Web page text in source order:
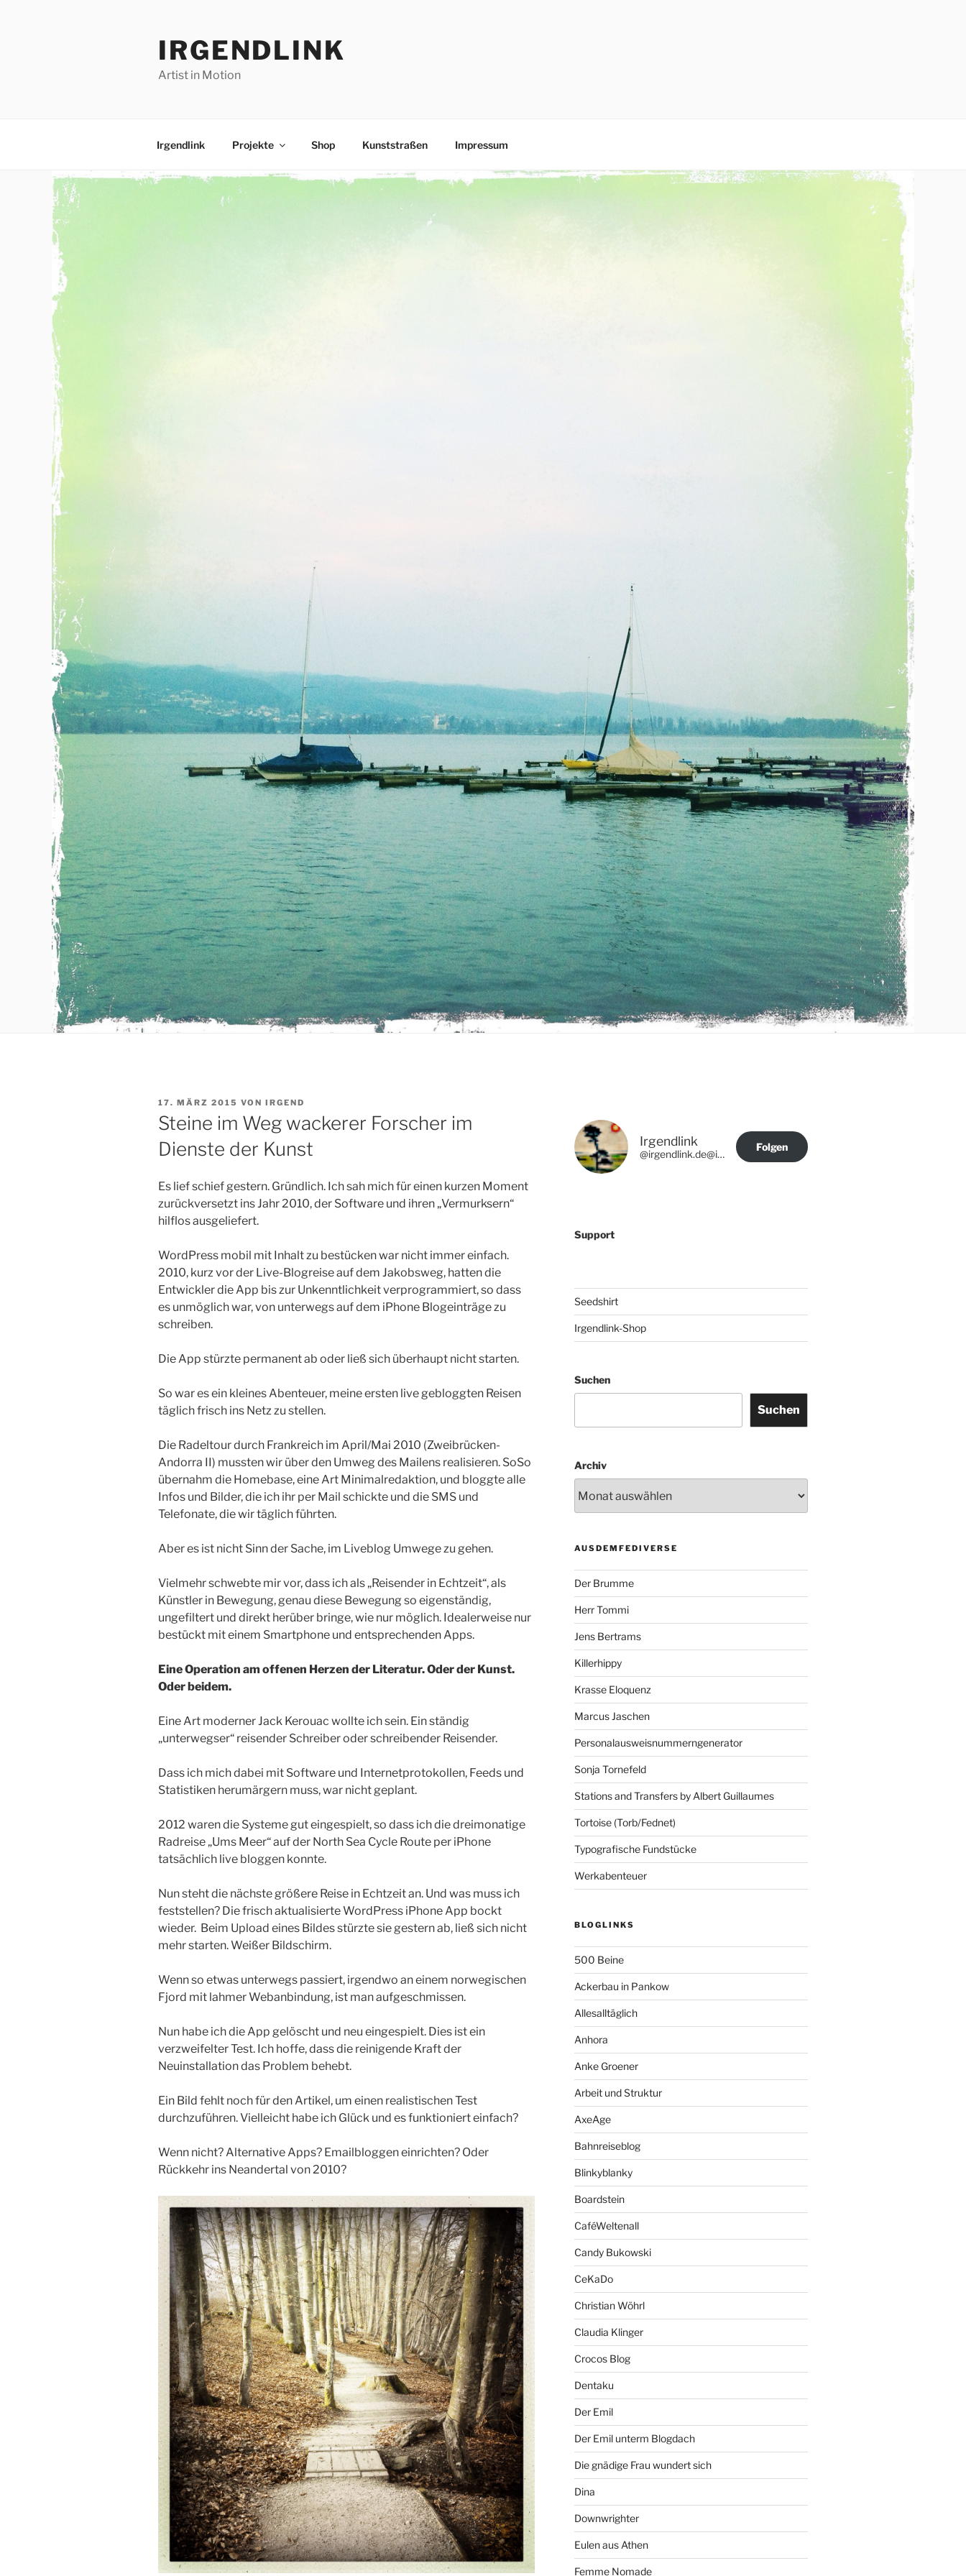
IRGENDLINK
Artist in Motion
Irgendlink Projekte Shop Kunststraßen Impressum
VERÖFFENTLICHT
AM
17. MÄRZ 2015 VON IRGEND
Steine im Weg wackerer Forscher im
Dienste der Kunst
Es lief schief gestern. Gründlich. Ich sah mich für einen kurzen Moment
zurückversetzt ins Jahr 2010, der Software und ihren „Vermurksern“
hilflos ausgeliefert.
WordPress mobil mit Inhalt zu bestücken war nicht immer einfach.
2010, kurz vor der Live-Blogreise auf dem Jakobsweg, hatten die
Entwickler die App bis zur Unkenntlichkeit verprogrammiert, so dass
es unmöglich war, von unterwegs auf dem iPhone Blogeinträge zu
schreiben.
Die App stürzte permanent ab oder ließ sich überhaupt nicht starten.
So war es ein kleines Abenteuer, meine ersten live gebloggten Reisen
täglich frisch ins Netz zu stellen.
Die Radeltour durch Frankreich im April/Mai 2010 (Zweibrücken-
Andorra II) mussten wir über den Umweg des Mailens realisieren. SoSo
übernahm die Homebase, eine Art Minimalredaktion, und bloggte alle
Infos und Bilder, die ich ihr per Mail schickte und die SMS und
Telefonate, die wir täglich führten.
Aber es ist nicht Sinn der Sache, im Liveblog Umwege zu gehen.
Vielmehr schwebte mir vor, dass ich als „Reisender in Echtzeit“, als
Künstler in Bewegung, genau diese Bewegung so eigenständig,
ungefiltert und direkt herüber bringe, wie nur möglich. Idealerweise nur
bestückt mit einem Smartphone und entsprechenden Apps.
Eine Operation am offenen Herzen der Literatur. Oder der Kunst.
Oder beidem.
Eine Art moderner Jack Kerouac wollte ich sein. Ein ständig
„unterwegser“ reisender Schreiber oder schreibender Reisender.
Dass ich mich dabei mit Software und Internetprotokollen, Feeds und
Statistiken herumärgern muss, war nicht geplant.
2012 waren die Systeme gut eingespielt, so dass ich die dreimonatige
Radreise „Ums Meer“ auf der North Sea Cycle Route per iPhone
tatsächlich live bloggen konnte.
Nun steht die nächste größere Reise in Echtzeit an. Und was muss ich
feststellen? Die frisch aktualisierte WordPress iPhone App bockt
wieder. Beim Upload eines Bildes stürzte sie gestern ab, ließ sich nicht
mehr starten. Weißer Bildschirm.
Wenn so etwas unterwegs passiert, irgendwo an einem norwegischen
Fjord mit lahmer Webanbindung, ist man aufgeschmissen.
Nun habe ich die App gelöscht und neu eingespielt. Dies ist ein
verzweifelter Test. Ich hoffe, dass die reinigende Kraft der
Neuinstallation das Problem behebt.
Ein Bild fehlt noch für den Artikel, um einen realistischen Test
durchzuführen. Vielleicht habe ich Glück und es funktioniert einfach?
Wenn nicht? Alternative Apps? Emailbloggen einrichten? Oder
Rückkehr ins Neandertal von 2010?
Irgendlink
@irgendlink.de@irgendlink.de
Folgen
Support
Seedshirt
Irgendlink-Shop
Suchen
Suchen
Archiv
AUSDEMFEDIVERSE
Der Brumme
Herr Tommi
Jens Bertrams
Killerhippy
Krasse Eloquenz
Marcus Jaschen
Personalausweisnummerngenerator
Sonja Tornefeld
Stations and Transfers by Albert Guillaumes
Tortoise (Torb/Fednet)
Typografische Fundstücke
Werkabenteuer
BLOGLINKS
500 Beine
Ackerbau in Pankow
Allesalltäglich
Anhora
Anke Groener
Arbeit und Struktur
AxeAge
Bahnreiseblog
Blinkyblanky
Boardstein
CaféWeltenall
Candy Bukowski
CeKaDo
Christian Wöhrl
Claudia Klinger
Crocos Blog
Dentaku
Der Emil
Der Emil unterm Blogdach
Die gnädige Frau wundert sich
Dina
Downwrighter
Eulen aus Athen
Femme Nomade